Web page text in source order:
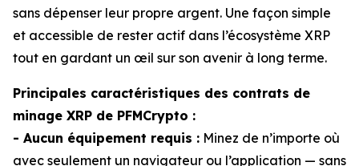
sans dépenser leur propre argent. Une façon simple
et accessible de rester actif dans l’écosystème XRP
tout en gardant un œil sur son avenir à long terme.
Principales caractéristiques des contrats de
minage XRP de PFMCrypto :
- Aucun équipement requis : Minez de n’importe où
avec seulement un navigateur ou l’application — sans